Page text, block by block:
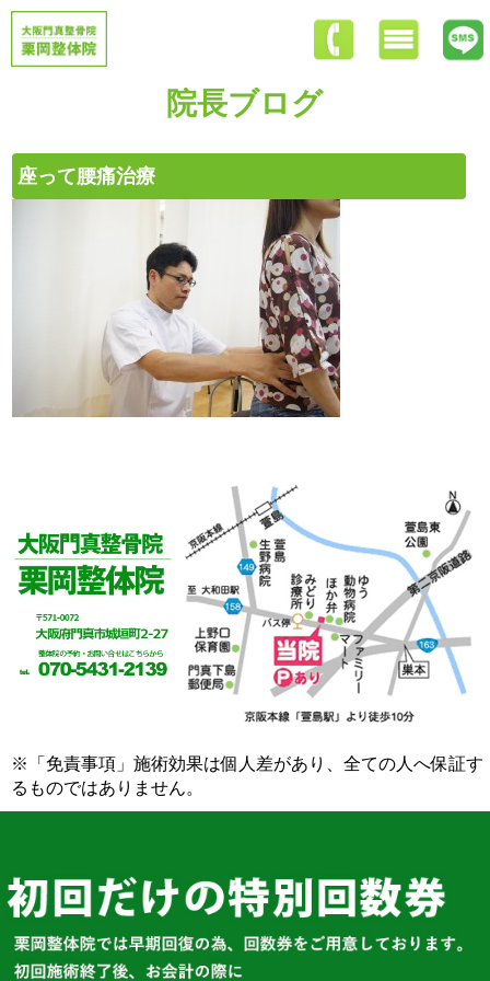
院長ブログ
座って腰痛治療
※「免責事項」施術効果は個人差があり、全ての人へ保証す
るものではありません。